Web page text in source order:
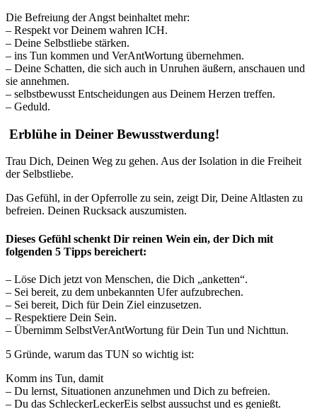
Die Befreiung der Angst beinhaltet mehr:
– Respekt vor Deinem wahren ICH.
– Deine Selbstliebe stärken.
– ins Tun kommen und VerAntWortung übernehmen.
– Deine Schatten, die sich auch in Unruhen äußern, anschauen und
sie annehmen.
– selbstbewusst Entscheidungen aus Deinem Herzen treffen.
– Geduld.
Erblühe in Deiner Bewusstwerdung!
Trau Dich, Deinen Weg zu gehen. Aus der Isolation in die Freiheit
der Selbstliebe.
Das Gefühl, in der Opferrolle zu sein, zeigt Dir, Deine Altlasten zu
befreien. Deinen Rucksack auszumisten.
Dieses Gefühl schenkt Dir reinen Wein ein, der Dich mit
folgenden 5 Tipps bereichert:
– Löse Dich jetzt von Menschen, die Dich „anketten“.
– Sei bereit, zu dem unbekannten Ufer aufzubrechen.
– Sei bereit, Dich für Dein Ziel einzusetzen.
– Respektiere Dein Sein.
– Übernimm SelbstVerAntWortung für Dein Tun und Nichttun.
5 Gründe, warum das TUN so wichtig ist:
Komm ins Tun, damit
– Du lernst, Situationen anzunehmen und Dich zu befreien.
– Du das SchleckerLeckerEis selbst aussuchst und es genießt.